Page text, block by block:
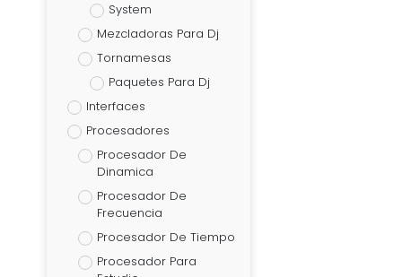
System
Mezcladoras Para Dj
Tornamesas
Paquetes Para Dj
Interfaces
Procesadores
Procesador De
Dinamica
Procesador De
Frecuencia
Procesador De Tiempo
Procesador Para